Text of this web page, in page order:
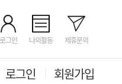
로그인 나의활동 제휴문의
로그인 회원가입